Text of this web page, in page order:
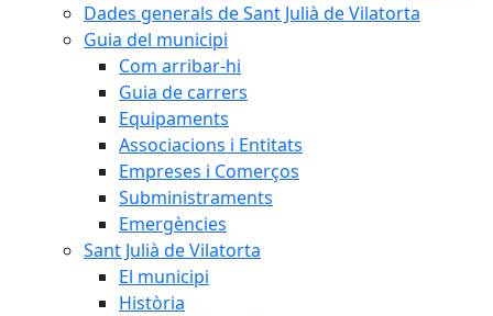
Dades generals de Sant Julià de Vilatorta
Guia del municipi
Com arribar-hi
Guia de carrers
Equipaments
Associacions i Entitats
Empreses i Comerços
Subministraments
Emergències
Sant Julià de Vilatorta
El municipi
Història